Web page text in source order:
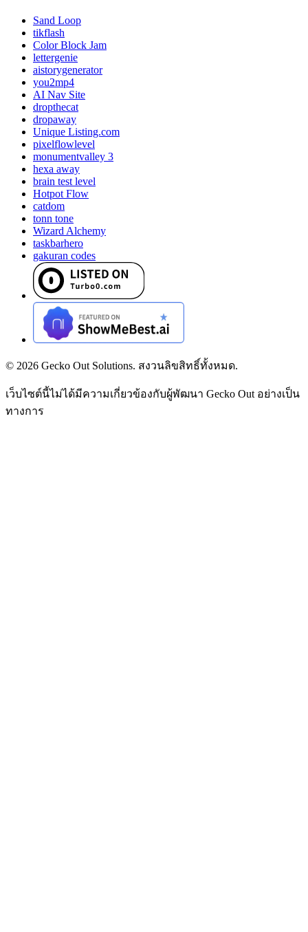
Sand Loop
tikflash
Color Block Jam
lettergenie
aistorygenerator
you2mp4
AI Nav Site
dropthecat
dropaway
Unique Listing.com
pixelflowlevel
monumentvalley 3
hexa away
brain test level
Hotpot Flow
catdom
tonn tone
Wizard Alchemy
taskbarhero
gakuran codes
© 2026 Gecko Out Solutions. สงวนลิขสิทธิ์ทั้งหมด.
เว็บไซต์นี้ไม่ได้มีความเกี่ยวข้องกับผู้พัฒนา Gecko Out อย่างเป็น
ทางการ